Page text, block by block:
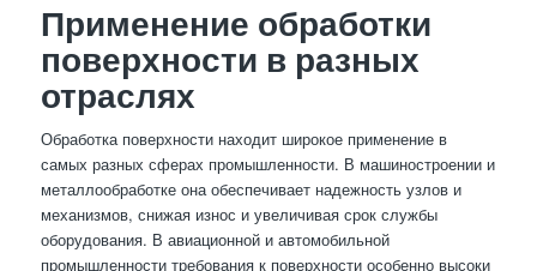
Применение обработки
поверхности в разных
отраслях
Обработка поверхности находит широкое применение в
самых разных сферах промышленности. В машиностроении и
металлообработке она обеспечивает надежность узлов и
механизмов, снижая износ и увеличивая срок службы
оборудования. В авиационной и автомобильной
промышленности требования к поверхности особенно высоки